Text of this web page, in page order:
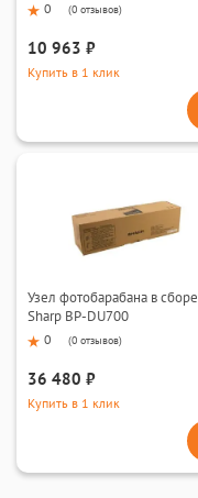
0 (0 отзывов)
10 963 ₽
Купить в 1 клик
Узел фотобарабана в сборе
Sharp BP-DU700
0 (0 отзывов)
36 480 ₽
Купить в 1 клик